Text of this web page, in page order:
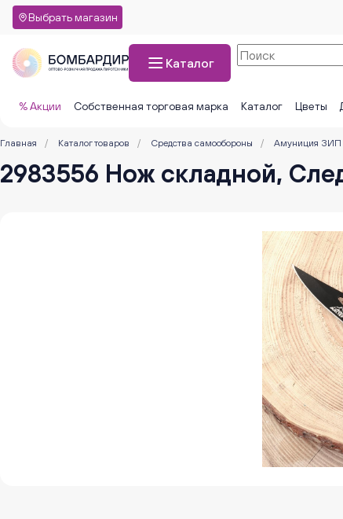
Выбрать магазин
Каталог
% Акции Собственная торговая марка Каталог Цветы
Главная / Каталог товаров / Средства самообороны / Амуниция ЗИП
2983556 Нож складной,